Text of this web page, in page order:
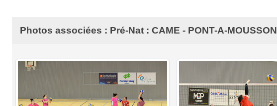
Photos associées : Pré-Nat : CAME - PONT-A-MOUSSON